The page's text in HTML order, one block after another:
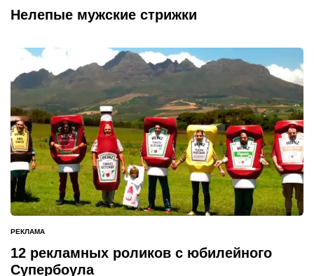
ВНелепые мужские стрижки
ОПУБЛИКОВАНО
В
РЕКЛАМА
12 рекламных роликов с юбилейного
Супербоула